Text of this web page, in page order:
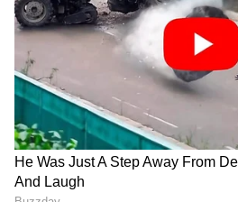
'ನಾನು ರಾಜೀನಾಮೆ
ಮಾಡಿ. ಬ್ರೇಕಿಂಗ್ ಸುದ್ದಿ (Latest
ವಿಶೇಷ ವರದಿಗಳು ಮತ್ತು ನೇರ
(kannada news live)
ಕ್ಲಿಕ್‌ನಲ್ಲಿ ಲಭ್ಯ. ಏಷ್ಯಾನೆಟ್
ಆ್ಯಪ್ ಡೌನ್‌ಲೋಡ್ ಮಾಡಿ ಹಾಗು
ಗಳನ್ನು ಪಡೆಯಿರಿ.